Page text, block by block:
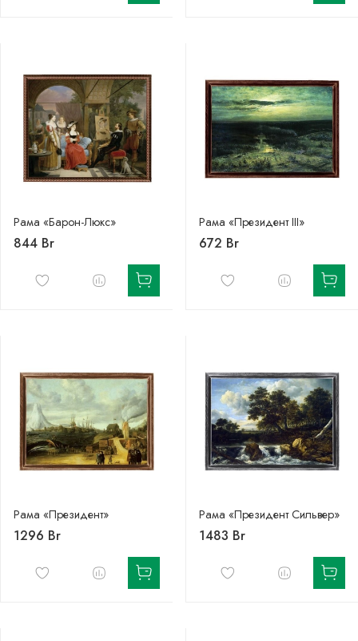
Рама «Барон-Люкс»
844 Br
Рама «Президент III»
672 Br
Рама «Президент»
1296 Br
Рама «Президент Сильвер»
1483 Br